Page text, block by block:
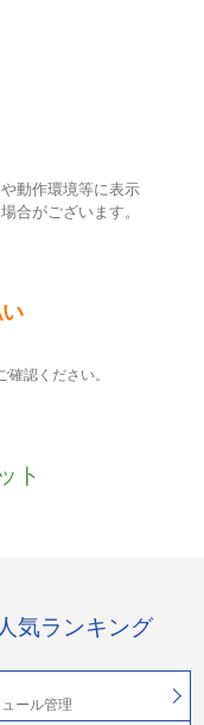
動作環境等に表示
合がございます。
認ください。
ト
気ランキング
ール管理